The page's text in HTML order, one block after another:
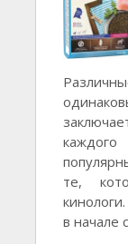
те,
в начале